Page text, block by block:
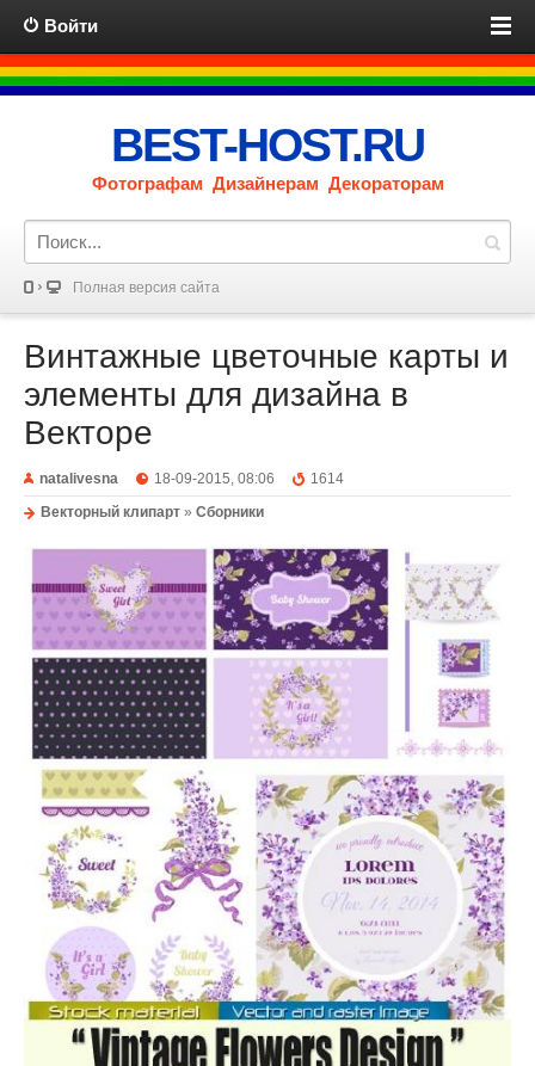
Войти
BEST-HOST.RU
Фотографам Дизайнерам Декораторам
Полная версия сайта
Винтажные цветочные карты и
элементы для дизайна в
Векторе
natalivesna 18-09-2015, 08:06
1614
Векторный клипарт » Сборники